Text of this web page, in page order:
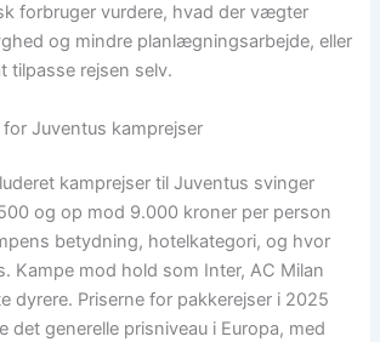
forbruger vurdere, hvad der vægter
og mindre planlægningsarbejde, eller
tilpasse rejsen selv.
Juventus kamprejser
kamprejser til Juventus svinger
og op mod 9.000 kroner per person
betydning, hotelkategori, og hvor
Kampe mod hold som Inter, AC Milan
dyrere. Priserne for pakkerejser i 2025
det generelle prisniveau i Europa, med